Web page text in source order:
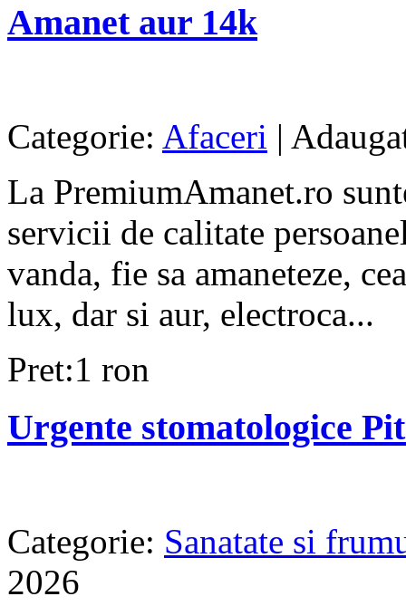
Amanet aur 14k
Categorie: Afaceri |
La PremiumAmanet.ro
servicii de calitate
vanda, fie sa amaneteze,
lux, dar si aur, electroca...
Pret:1 ron
Urgente stomatologice
Categorie: Sanatate si
2026